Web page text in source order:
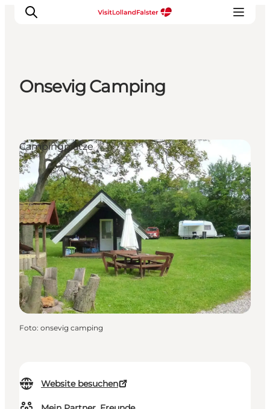
Kultur
Gastronomie
Urlaubsplaner
Onsevig Camping
Website besuchen
Campingplätze
Foto: onsevig camping